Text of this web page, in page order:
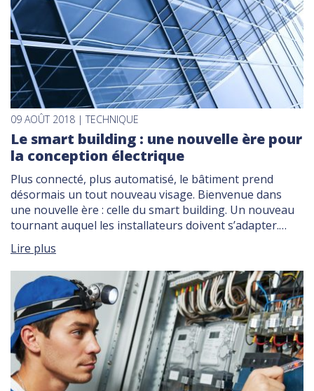
09 AOÛT 2018 | TECHNIQUE
Le smart building : une nouvelle ère pour
la conception électrique
Plus connecté, plus automatisé, le bâtiment prend
désormais un tout nouveau visage. Bienvenue dans
une nouvelle ère : celle du smart building. Un nouveau
tournant auquel les installateurs doivent s’adapter.
Qu’est-ce que le smart building ? Par définition, la
notion de smart building implique la notion de bâtiment
intelligent. Les smart buildings découlent directement
des […]
Lire plus